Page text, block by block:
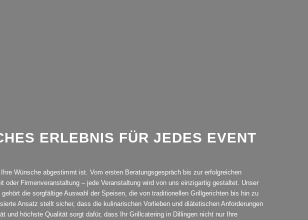
ERLEBNIS FÜR JEDES EVENT
Wünsche abgestimmt ist. Vom ersten Beratungsgespräch bis zur erfolgreichen
Firmenveranstaltung – jede Veranstaltung wird von uns einzigartig gestaltet. Unser
die sorgfältige Auswahl der Speisen, die von traditionellen Grillgerichten bis hin zu
Ansatz stellt sicher, dass die kulinarischen Vorlieben und diätetischen Anforderungen
und höchste Qualität sorgt dafür, dass Ihr Grillcatering in Dillingen nicht nur Ihre